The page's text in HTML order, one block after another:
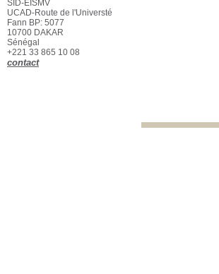
SID-EISMV
UCAD-Route de l'Universté
Fann BP: 5077
10700 DAKAR
Sénégal
+221 33 865 10 08
contact